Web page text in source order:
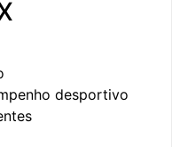
desportivo